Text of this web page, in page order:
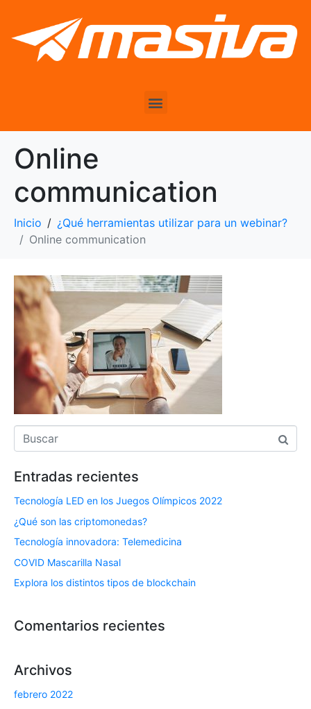
Online
communication
Inicio
¿Qué herramientas utilizar para un webinar?
Online communication
Entradas recientes
Tecnología LED en los Juegos Olímpicos 2022
¿Qué son las criptomonedas?
Tecnología innovadora: Telemedicina
COVID Mascarilla Nasal
Explora los distintos tipos de blockchain
Comentarios recientes
Archivos
febrero 2022